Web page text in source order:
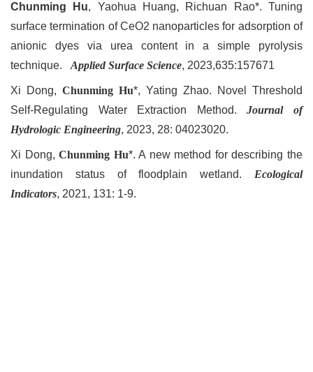
Chunming Hu, Yaohua Huang, Richuan Rao*. Tuning
surface termination of CeO2 nanoparticles for adsorption of
anionic dyes via urea content in a simple pyrolysis
technique.Applied Surface Science, 2023,635:157671
Xi Dong, Chunming Hu*, Yating Zhao. Novel Threshold
Self-Regulating Water Extraction Method.Journal of
Hydrologic Engineering, 2023, 28: 04023020.
Xi Dong,Chunming Hu*. A new method for describing the
inundation status of floodplain wetland. Ecological
Indicators, 2021, 131: 1-9.